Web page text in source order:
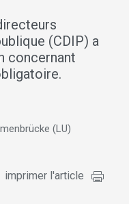
(CDIP) a
concernant
(LU)
imprimer l'article